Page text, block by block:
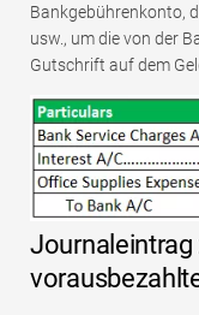
Bankgebührenkonto,
usw., um die von der
Gutschrift auf dem
Journaleintrag